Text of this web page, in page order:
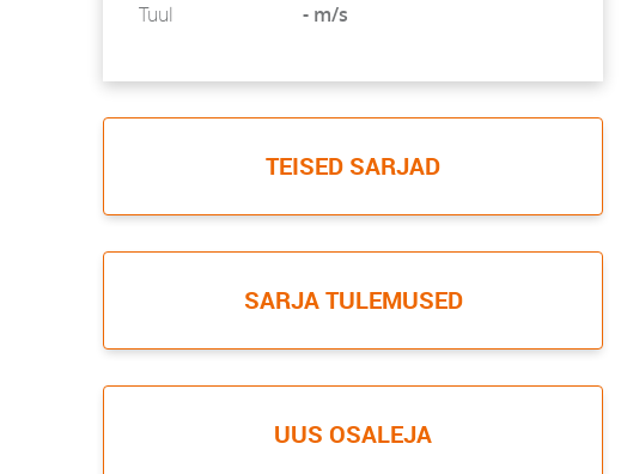
Tuul
- m/s
TEISED SARJAD
SARJA TULEMUSED
UUS OSALEJA